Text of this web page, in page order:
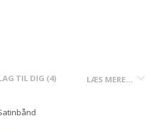
LÆS MERE...
TIL DIG (4)